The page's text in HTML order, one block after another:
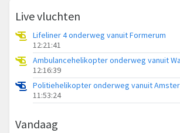
Live vluchten
Lifeliner 4 onderweg vanuit Formerum
12:21:41
12:16:39
11:53:24
Vandaag